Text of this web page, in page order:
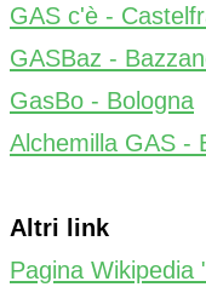
GAS c'è -
GASBaz -
GasBo - Bologna
Alchemilla GAS -
Altri link
Pagina Wikipedia